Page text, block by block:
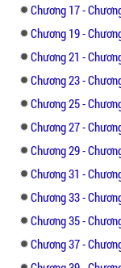
Giọng một
tắm, rồi tiếp
lớn bước ra
nói.
" Anh là ai,
" Diêm Tôn
Đừng bỏ
Thiếu Tướng
giả Thiên
Chương 17 -
Chương 19 -
Chương 21 -
Chương 23 -
Chương 25 -
Chương 27 -
Chương 29 -
Chương 31 -
Chương 33 -
Chương 35 -
Chương 37 -